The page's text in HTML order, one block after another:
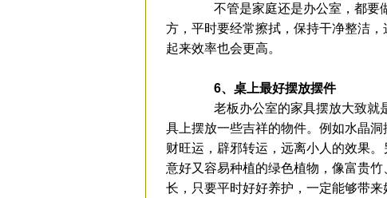
不管是家庭还是办公室，都要
方，平时要经常擦拭，保持干净整洁
起来效率也会更高。
6、桌上最好摆放摆件
老板办公室的家具摆放大致就
具上摆放一些吉祥的物件。例如水晶
财旺运，辟邪转运，远离小人的效果
意好又容易种植的绿色植物，像富贵
长，只要平时好好养护，一定能够带来